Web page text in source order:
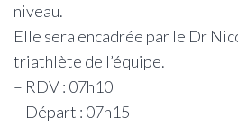
niveau.
Elle sera encadrée par le Dr
triathlète de l’équipe.
– RDV : 07h10
– Départ : 07h15